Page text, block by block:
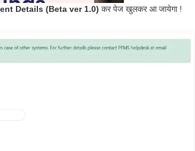
Details (Beta ver 1.0) कर पेज खुलकर आ जायेगा !